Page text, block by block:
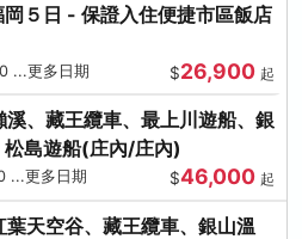
５日 - 保證入住便捷市區飯店
...更多日期 $26,900 起
、藏王纜車、最上川遊船、銀
島遊船(庄內/庄內)
...更多日期 $46,000 起
天空谷、藏王纜車、銀山溫